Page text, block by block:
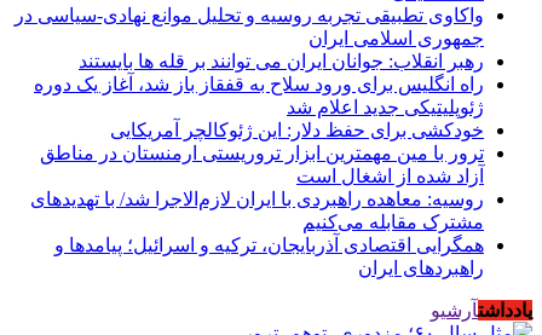
واکاوی تطبیقی تجربه روسیه و تحلیل موانع نهادی-سیاسی در
جمهوری اسلامی ایران
رهبر انقلاب: جوانان ایران می توانند بر قله ها بایستند
راه انگلیس برای ورود سلاح به قفقاز باز شد، آغاز یک دوره
ژئوپلیتیکی جدید اعلام شد
خودکشی برای حفظ دلار: این ژئوکالچر آمریکایی
ترور با مین مهمترین ابزار تروریستی ارمنستان در مناطق
آزاد شده از اشغال است
روسیه: معاهده راهبردی با ایران لازم‌الاجرا شد/ با تهدیدهای
مشترک مقابله می‌کنیم
همگرایی اقتصادی آذربایجان، ترکیه و اسرائیل؛ پیامدها و
راهبردهای ایران
یادداشتآرشیو